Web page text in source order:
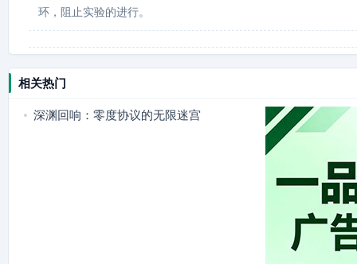
环，阻止实验的进行。
相关热门
深渊回响：零度协议的无限迷宫